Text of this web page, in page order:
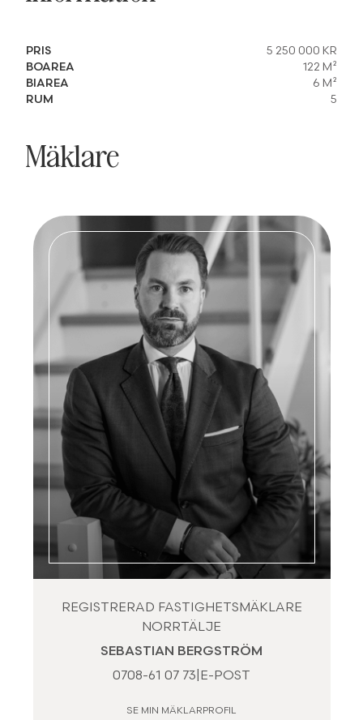
PRIS
5 250 000 KR
BOAREA
122 M²
BIAREA
6 M²
RUM
5
Mäklare
REGISTRERAD FASTIGHETSMÄKLARE
NORRTÄLJE
SEBASTIAN BERGSTRÖM
0708-61 07 73 E-POST
SE MIN MÄKLARPROFIL